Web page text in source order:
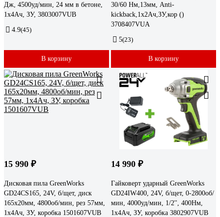
Дж, 4500уд/мин, 24 мм в бетоне,
1x4Ач, ЗУ, 3803007VUB
4.9(45)
В корзину
30/60 Нм,13мм, Anti-
kickback,1х2Ач,ЗУ,кор ()
3708407VUA
5(23)
В корзину
15 990 ₽
Дисковая пила GreenWorks
GD24CS165, 24V, б/щет, диск
165х20мм, 4800об/мин, рез 57мм,
1x4Ач, ЗУ, коробка 1501607VUB
14 990 ₽
Гайковерт ударный GreenWorks
GD24IW400, 24V, б/щет, 0-2800об/
мин, 4000уд/мин, 1/2'', 400Нм,
1x4Ач, ЗУ, коробка 3802907VUB